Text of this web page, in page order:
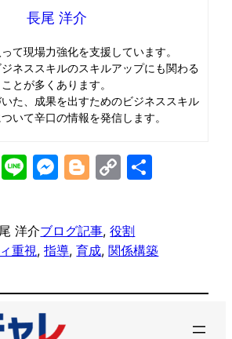
長尾 洋介
て現場力強化を支援しています。
ネススキルのスキルアップにも関わる
ことが多くあります。
た、成果を出すためのビジネススキル
いて辛口の情報を発信します。
LinkedIn
LineMessenger
Blogger
Copy
洋介ブログ記事, 役割
重視, 指導, 育成, 関係構築